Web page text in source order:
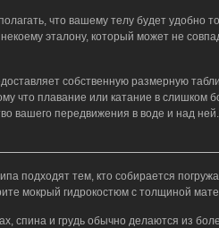
что вашему телу будет удобно
эталону, который может не
собственную размерную
что плавание или катание в слишком
вашего передвижения в воде и над ней.
подходят тем, кто собирается
мокрый гидрокостюм с толщиной
спина и грудь обычно делаются из